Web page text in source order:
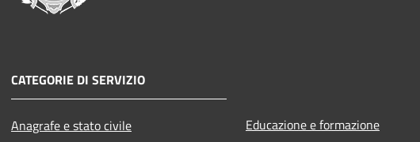
CATEGORIE DI SERVIZIO
Anagrafe e stato civile
Educazione e formazione